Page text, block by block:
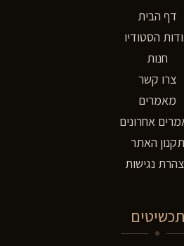
דף הבית
הסטודיו
חנות
צרו קשר
מאמרים
אחרונים
תקנון האתר
נגישות
תכשיטים